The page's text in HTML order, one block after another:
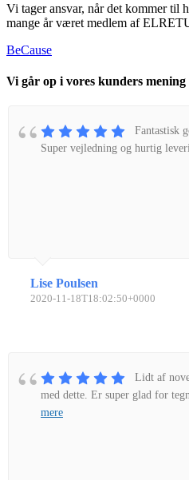
Vi tager ansvar, når det kommer til
mange år været medlem af
BeCause
Vi går op i vores kunders mening
Fantastisk
Super vejledning og hurtig
Lise Poulsen
2020-11-18T18:02:50+0000
Lidt af
med dette. Er super glad for
mere